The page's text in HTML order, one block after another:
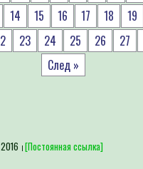
14 15 16 17 18 19
23 24 25 26 27
След »
[Постоянная ссылка]